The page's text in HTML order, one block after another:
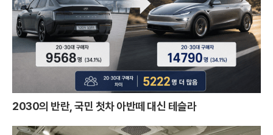
2030의 반란, 국민 첫차 아반떼 대신 테슬라